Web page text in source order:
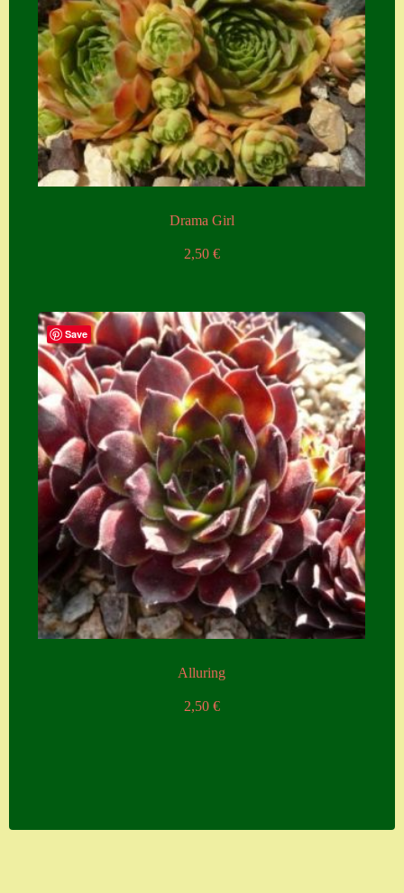
Drama Girl
2,50 €
Save
Alluring
2,50 €